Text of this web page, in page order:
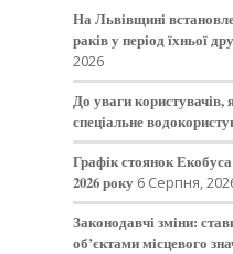
На Львівщині
раків у період їхньої
2026
До уваги користувачів,
спеціальне
Графік стоянок
2026 року 6 Серпня,
Законодавчі зміни:
об’єктами місцевого